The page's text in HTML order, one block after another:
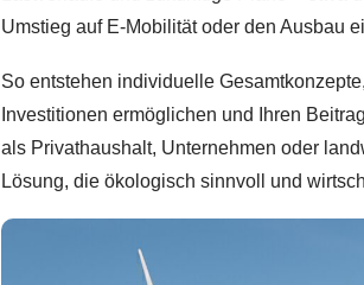
Umstieg auf E-Mobilität oder den Ausbau
So entstehen individuelle
Investitionen ermöglichen und Ihren
als Privathaushalt, Unternehmen oder
Lösung, die ökologisch sinnvoll und